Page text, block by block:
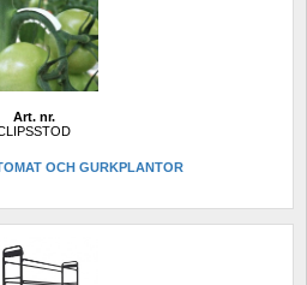
Art. nr.
OCH GURKPLANTOR